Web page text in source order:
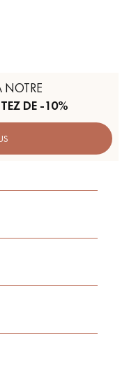
NOTRE
DE -10%